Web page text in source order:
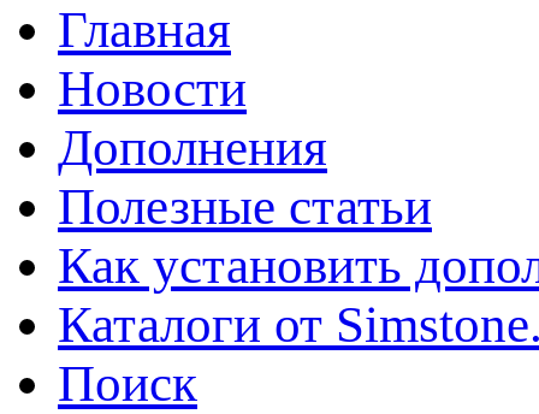
Главная
Новости
Дополнения
Полезные статьи
Как установить
Каталоги от
Поиск